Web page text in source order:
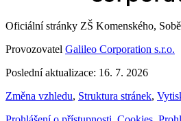
Oficiální stránky ZŠ Komenského,
Provozovatel Galileo Corporation s.r.o.
Poslední aktualizace: 16. 7. 2026
Změna vzhledu, Struktura stránek,